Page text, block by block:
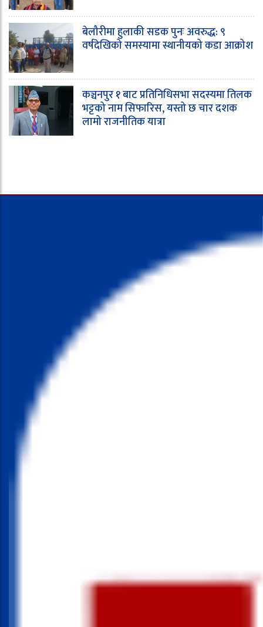
बेलौरीमा हुलाकी सडक पुनः अवरुद्ध: ९
वर्षदेखिको समस्यामा स्थानीयको कडा आक्रोश
कञ्चनपुर १ बाट प्रतिनिधिसभा सदस्यमा तिलक
भट्टको नाम सिफारिस, यस्तो छ चार दशक
लामो राजनीतिक यात्रा